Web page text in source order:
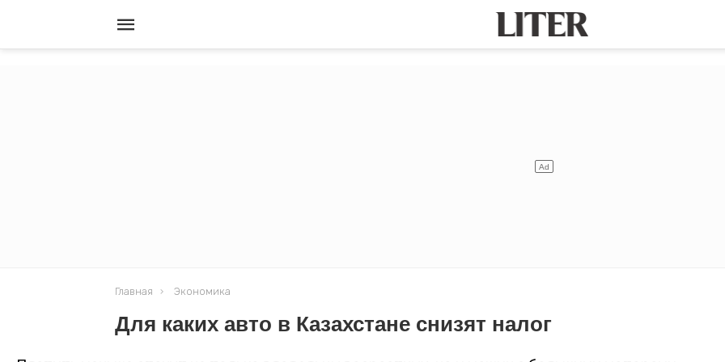
Главная Экономика
Для каких авто в Казахстане снизят налог